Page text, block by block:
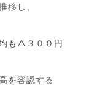
移し、
も△３００円
を容認する